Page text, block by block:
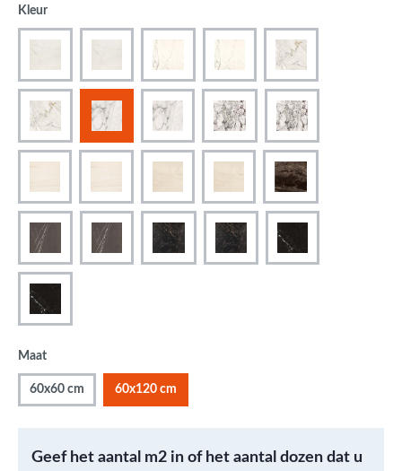
Kleur
Maat
60x60 cm 60x120 cm
Geef het aantal m2 in of het aantal dozen dat u